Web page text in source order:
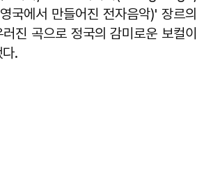
국에서 만들어진 전자음악)' 장르의
진 곡으로 정국의 감미로운 보컬이
.